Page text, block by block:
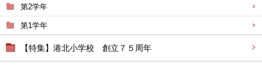
第2学年
第1学年
【特集】港北小学校 創立７５周年